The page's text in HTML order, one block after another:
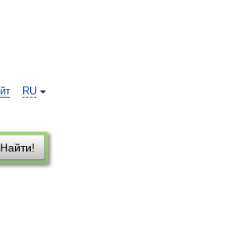
RU
Найти!